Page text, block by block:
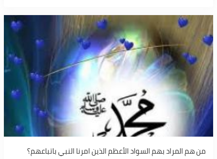
من هم المراد بهم السواد الأعظم الذين امرنا النبي باتباعهم؟